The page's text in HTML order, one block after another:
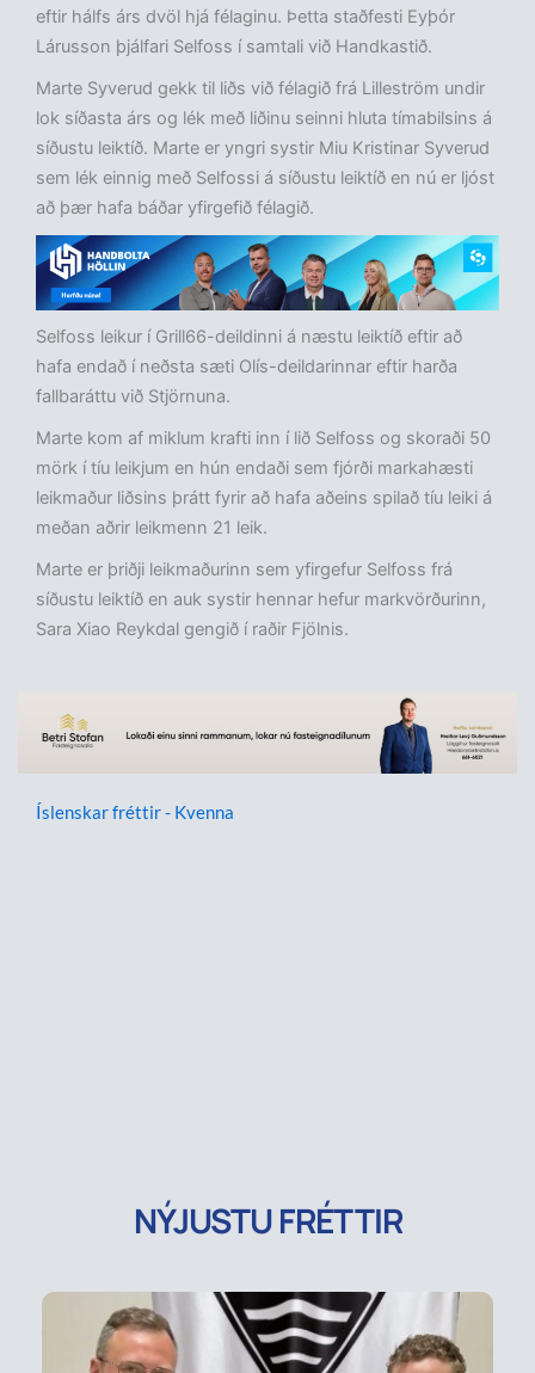
eftir hálfs árs dvöl hjá félaginu. Þetta staðfesti Eyþór
Lárusson þjálfari Selfoss í samtali við Handkastið.
Marte Syverud gekk til liðs við félagið frá Lilleström undir
lok síðasta árs og lék með liðinu seinni hluta tímabilsins á
síðustu leiktíð. Marte er yngri systir Miu Kristinar Syverud
sem lék einnig með Selfossi á síðustu leiktíð en nú er ljóst
að þær hafa báðar yfirgefið félagið.
Selfoss leikur í Grill66-deildinni á næstu leiktíð eftir að
hafa endað í neðsta sæti Olís-deildarinnar eftir harða
fallbaráttu við Stjörnuna.
Marte kom af miklum krafti inn í lið Selfoss og skoraði 50
mörk í tíu leikjum en hún endaði sem fjórði markahæsti
leikmaður liðsins þrátt fyrir að hafa aðeins spilað tíu leiki á
meðan aðrir leikmenn 21 leik.
Marte er þriðji leikmaðurinn sem yfirgefur Selfoss frá
síðustu leiktíð en auk systir hennar hefur markvörðurinn,
Sara Xiao Reykdal gengið í raðir Fjölnis.
Íslenskar fréttir - Kvenna
NÝJUSTU FRÉTTIR